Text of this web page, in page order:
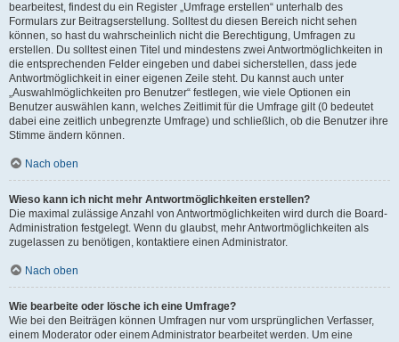
bearbeitest, findest du ein Register „Umfrage erstellen“ unterhalb des
Formulars zur Beitragserstellung. Solltest du diesen Bereich nicht sehen
können, so hast du wahrscheinlich nicht die Berechtigung, Umfragen zu
erstellen. Du solltest einen Titel und mindestens zwei Antwortmöglichkeiten in
die entsprechenden Felder eingeben und dabei sicherstellen, dass jede
Antwortmöglichkeit in einer eigenen Zeile steht. Du kannst auch unter
„Auswahlmöglichkeiten pro Benutzer“ festlegen, wie viele Optionen ein
Benutzer auswählen kann, welches Zeitlimit für die Umfrage gilt (0 bedeutet
dabei eine zeitlich unbegrenzte Umfrage) und schließlich, ob die Benutzer ihre
Stimme ändern können.
Nach oben
Wieso kann ich nicht mehr Antwortmöglichkeiten erstellen?
Die maximal zulässige Anzahl von Antwortmöglichkeiten wird durch die Board-
Administration festgelegt. Wenn du glaubst, mehr Antwortmöglichkeiten als
zugelassen zu benötigen, kontaktiere einen Administrator.
Nach oben
Wie bearbeite oder lösche ich eine Umfrage?
Wie bei den Beiträgen können Umfragen nur vom ursprünglichen Verfasser,
einem Moderator oder einem Administrator bearbeitet werden. Um eine